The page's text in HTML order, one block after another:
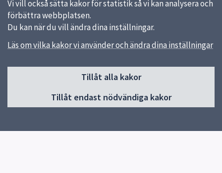
Vi vill också sätta kakor för statistik så vi kan analysera och
förbättra webbplatsen.
Du kan när du vill ändra dina inställningar.
Läs om vilka kakor vi använder och ändra dina inställningar
Tillåt alla kakor
Tillåt endast nödvändiga kakor
Sidfot
Om Pedagog Uppsala